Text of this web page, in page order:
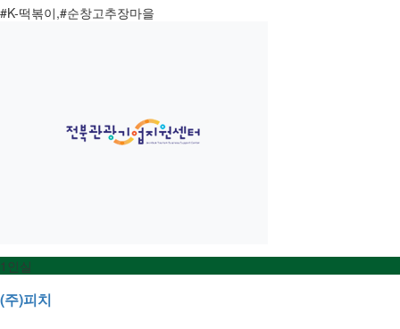
#K-떡볶이,#순창고추장마을
1인실
(주)피치